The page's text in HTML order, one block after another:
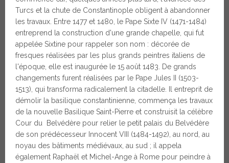
Turcs et la chute de Constantinople obligent à abandonner
les travaux. Entre 1477 et 1480, le Pape Sixte IV (1471-1484)
entreprend la construction d'une grande chapelle, qui fut
appelée Sixtine pour rappeler son nom : décorée de
fresques réalisées par les plus grands peintres italiens de
l'époque, elle est inaugurée le 15 août 1483. De grands
changements furent réalisées par le Pape Jules II (1503-
1513), qui transforma radicalement la citadelle. Il entreprit de
démolir la basilique constantinienne, commença les travaux
de la nouvelle Basilique Saint-Pierre et construisit la célèbre
Cour du Belvédère pour relier le petit palais du Belvédère
de son prédécesseur Innocent VIII (1484-1492), au nord, au
noyau des bâtiments médiévaux, au sud ; il appela
également Raphaël et Michel-Ange à Rome pour peindre à